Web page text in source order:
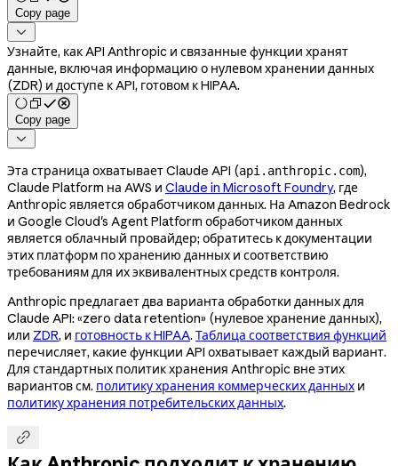
Copy page

Узнайте, как API Anthropic и связанные функции хранят
данные, включая информацию о нулевом хранении данных
(ZDR) и доступе к API, готовом к HIPAA.
Copy page

Эта страница охватывает Claude API (api.anthropic.com),
Claude Platform на AWS и Claude in Microsoft Foundry, где
Anthropic является обработчиком данных. На Amazon Bedrock
и Google Cloud's Agent Platform обработчиком данных
является облачный провайдер; обратитесь к документации
этих платформ по хранению данных и соответствию
требованиям для их эквивалентных средств контроля.
Anthropic предлагает два варианта обработки данных для
Claude API: «zero data retention» (нулевое хранение данных),
или ZDR, и готовность к HIPAA. Таблица соответствия функций
перечисляет, какие функции API охватывает каждый вариант.
Для стандартных политик хранения Anthropic вне этих
вариантов см. политику хранения коммерческих данных и
политику хранения потребительских данных.
